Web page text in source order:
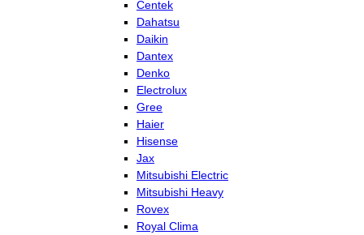
Centek
Dahatsu
Daikin
Dantex
Denko
Electrolux
Gree
Haier
Hisense
Jax
Mitsubishi Electric
Mitsubishi Heavy
Rovex
Royal Clima